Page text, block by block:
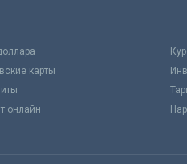
карты
онлайн